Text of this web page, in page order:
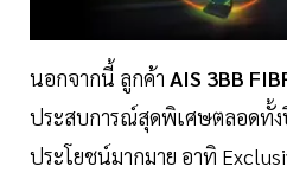
นอกจากนี้ ลูกค้า AIS 3BB
ประสบการณ์สุดพิเศษตลอดทั้
ประโยชน์มากมาย อาทิ